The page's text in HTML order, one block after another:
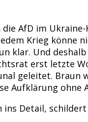
die AfD im
Krieg könne
klar. Und
erst letzte
geleitet.
Aufklärung
ins Detail,